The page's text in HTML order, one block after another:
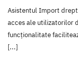
Asistentul Import
acces ale utilizatorilor
funcționalitate
[...]